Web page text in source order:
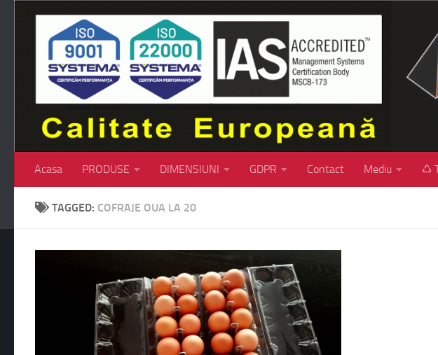
Skip to content
Acasa PRODUSE DIMENSIUNI GDPR Contact Mediu ♺
TAGGED: COFRAJE OUA LA 20